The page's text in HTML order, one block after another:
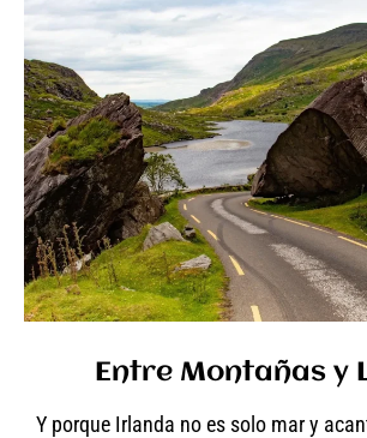
Entre Montañas y
Y porque Irlanda no es solo mar y